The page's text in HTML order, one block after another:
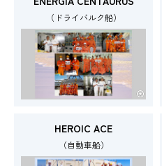
（ドライバルク船）
HEROIC ACE
（自動車船）